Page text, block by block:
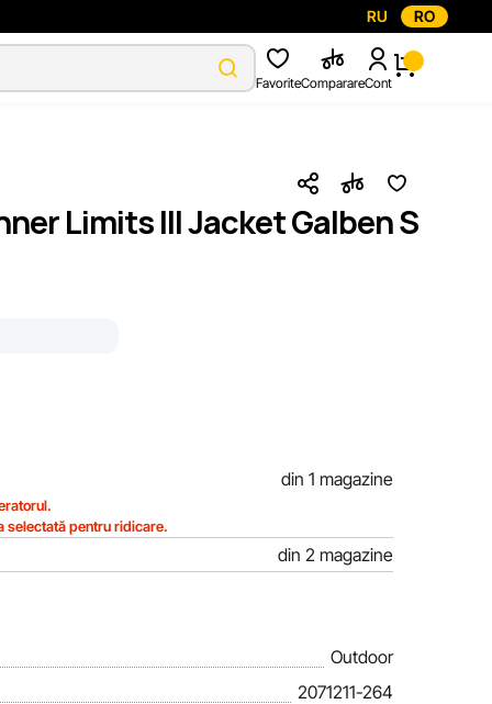
RU RO
FavoriteComparareCont
Limits III Jacket Galben S
din 1 magazine
selectată pentru ridicare.
din 2 magazine
Outdoor
2071211-264